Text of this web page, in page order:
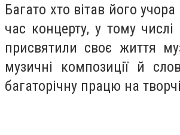
Багато хто вітав його
час концерту, у тому числі
присвятили своє життя
музичні композиції й
багаторічну працю на